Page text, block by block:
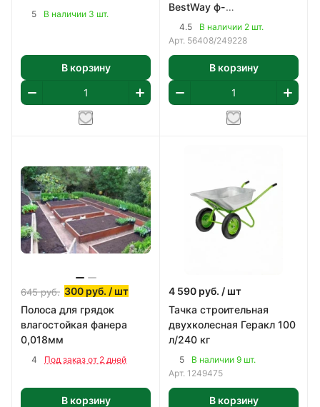
прочная котловая сталь
5 В наличии 3 шт.
В корзину
BestWay ф-
насос,картридж 58093
арт 56408
4.5
В наличии 2 шт.
Арт. 56408/249228
В корзину
645руб. 300 руб. / шт
Полоса для грядок
влагостойкая фанера
0,018мм
4 Под заказ от 2 дней
В корзину
4 590 руб. / шт
Тачка строительная
двухколесная Геракл 100
л/240 кг
5
В наличии 9 шт.
Арт. 1249475
В корзину